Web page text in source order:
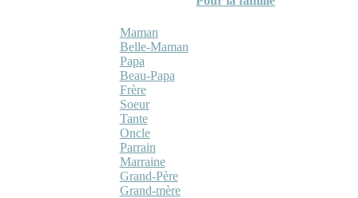
Maman
Belle-Maman
Papa
Beau-Papa
Frère
Soeur
Tante
Oncle
Parrain
Marraine
Grand-Père
Grand-mère